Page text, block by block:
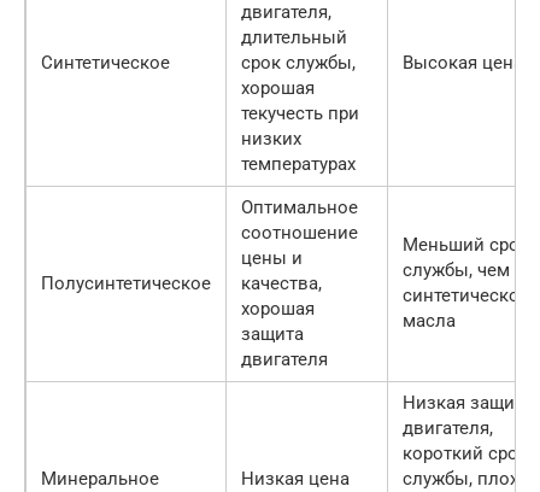
Синтетическое
двигателя,
длительный
срок службы,
хорошая
текучесть при
низких
температурах
Высокая цена
Полусинтетическое
Оптимальное
соотношение
цены и
качества,
хорошая
защита
двигателя
Меньший срок
службы, чем у
синтетического
масла
Минеральное Низкая цена
Низкая защита
двигателя,
короткий срок
службы, плохая